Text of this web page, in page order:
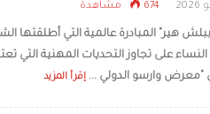
674 مشاهدة
هير" المبادرة عالمية التي أطلقتها
على تجاوز التحديات المهنية
"معرض وارسو الدولي ... إقرأ المزيد